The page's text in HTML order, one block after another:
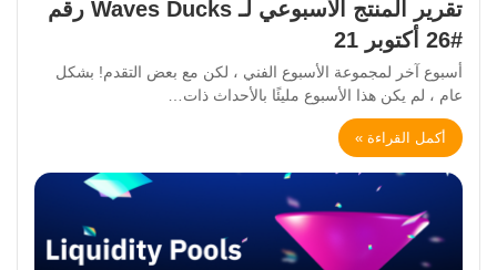
تقرير المنتج الأسبوعي لـ Waves Ducks رقم
#26 أكتوبر 21
أسبوع آخر لمجموعة الأسبوع الفني ، لكن مع بعض التقدم! بشكل
عام ، لم يكن هذا الأسبوع مليئًا بالأحداث ذات…
أكمل القراءة »